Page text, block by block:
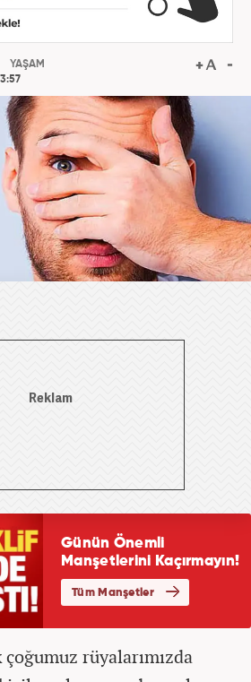
YAŞAM
rüyalarımızda